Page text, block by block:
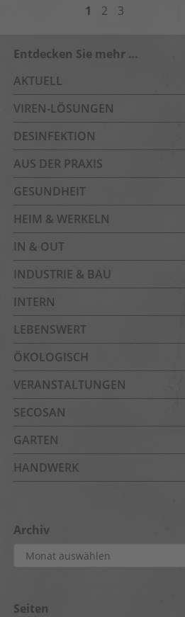
BEITRAGSNAVIGATION
1 2 3
Entdecken Sie mehr …
AKTUELL
VIREN-LÖSUNGEN
DESINFEKTION
AUS DER PRAXIS
GESUNDHEIT
HEIM & WERKELN
IN & OUT
INDUSTRIE & BAU
INTERN
LEBENSWERT
ÖKOLOGISCH
VERANSTALTUNGEN
SECOSAN
GARTEN
HANDWERK
Archiv
Archiv
Seiten